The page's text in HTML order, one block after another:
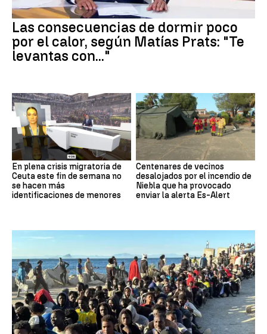
Las consecuencias de dormir poco
por el calor, según Matías Prats: "Te
levantas con..."
En plena crisis migratoria de
Ceuta este fin de semana no
se hacen más
identificaciones de menores
Centenares de vecinos
desalojados por el incendio de
Niebla que ha provocado
enviar la alerta Es-Alert